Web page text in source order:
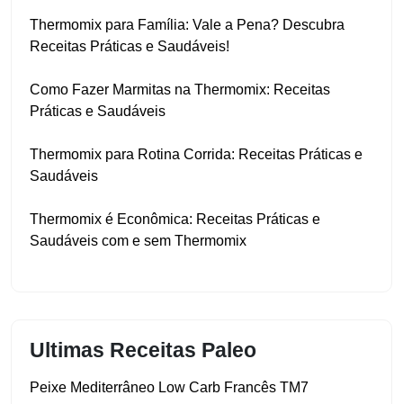
Thermomix para Família: Vale a Pena? Descubra
Receitas Práticas e Saudáveis!
Como Fazer Marmitas na Thermomix: Receitas
Práticas e Saudáveis
Thermomix para Rotina Corrida: Receitas Práticas e
Saudáveis
Thermomix é Econômica: Receitas Práticas e
Saudáveis com e sem Thermomix
Ultimas Receitas Paleo
Peixe Mediterrâneo Low Carb Francês TM7